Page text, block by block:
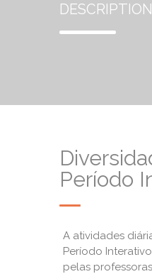
DESCRIPTION
Período
A atividades
Período
pelas